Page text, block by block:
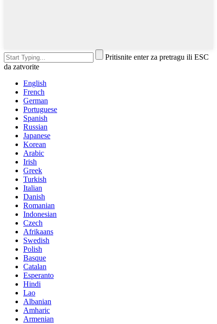
Pritisnite enter za pretragu ili ESC
da zatvorite
English
French
German
Portuguese
Spanish
Russian
Japanese
Korean
Arabic
Irish
Greek
Turkish
Italian
Danish
Romanian
Indonesian
Czech
Afrikaans
Swedish
Polish
Basque
Catalan
Esperanto
Hindi
Lao
Albanian
Amharic
Armenian